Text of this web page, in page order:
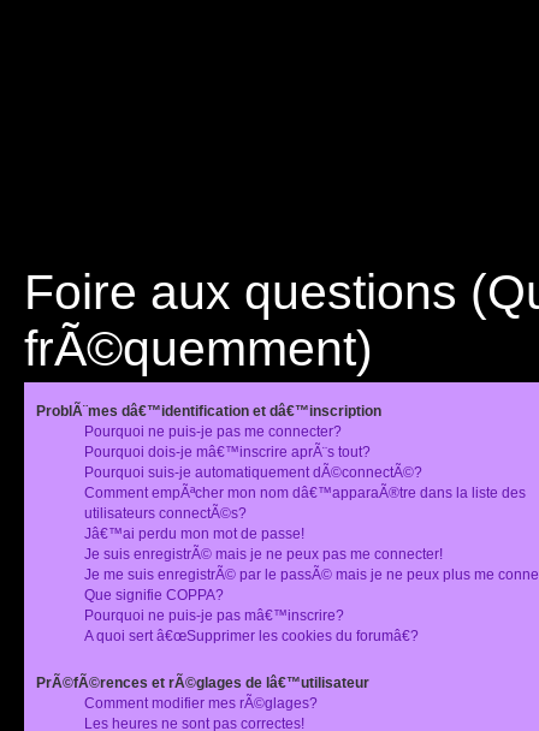
Foire aux questions
frÃ©quemment)
ProblÃ¨mes dâ€™identification et dâ€™inscription
Pourquoi ne puis-je pas me connecter?
Pourquoi dois-je mâ€™inscrire aprÃ¨s tout?
Pourquoi suis-je automatiquement dÃ©connectÃ©?
Comment empÃªcher mon nom dâ€™apparaÃ®tre dans la liste des
utilisateurs connectÃ©s?
Jâ€™ai perdu mon mot de passe!
Je suis enregistrÃ© mais je ne peux pas me connecter!
Je me suis enregistrÃ© par le passÃ© mais je ne peux plus me
Que signifie COPPA?
Pourquoi ne puis-je pas mâ€™inscrire?
A quoi sert â€œSupprimer les cookies du forumâ€?
PrÃ©fÃ©rences et rÃ©glages de lâ€™utilisateur
Comment modifier mes rÃ©glages?
Les heures ne sont pas correctes!